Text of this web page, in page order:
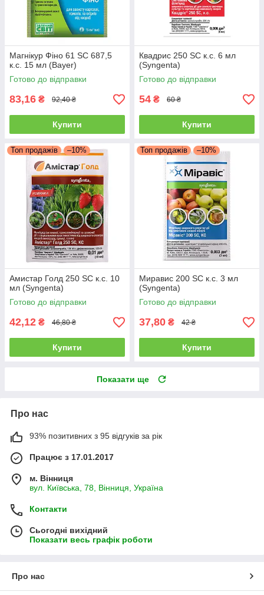
Магнікур Фіно 61 SC 687,5
к.с. 15 мл (Bayer)
Готово до відправки
83,16 ₴ 92,40 ₴
Купити
Квадрис 250 SC к.с. 6 мл
(Syngenta)
Готово до відправки
54 ₴ 60 ₴
Купити
Топ продажів –10%
Амистар Голд 250 SC к.с. 10
мл (Syngenta)
Готово до відправки
42,12 ₴ 46,80 ₴
Купити
Топ продажів –10%
Миравис 200 SC к.с. 3 мл
(Syngenta)
Готово до відправки
37,80 ₴ 42 ₴
Купити
Показати ще
Про нас
93% позитивних з 95 відгуків за рік
Працює з 17.01.2017
м. Вінниця
вул. Київська, 78, Вінниця, Україна
Контакти
Сьогодні вихідний
Показати весь графік роботи
Про нас